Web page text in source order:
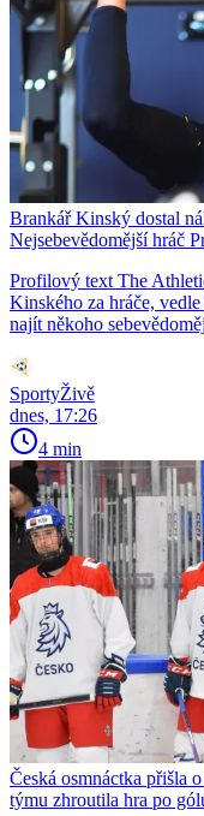
Brankář Kinský dostal
Nejsebevědomější hráč
Profilový text The
Kinského za hráče,
najít někoho
SportyŽivě
dnes, 17:26
4 min
Česká osmnáctka přišla
týmu zhroutila hra po